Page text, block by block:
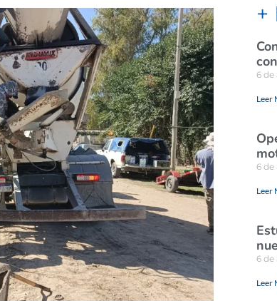
+
6 de
Leer
6 de
Leer
6 de
Leer